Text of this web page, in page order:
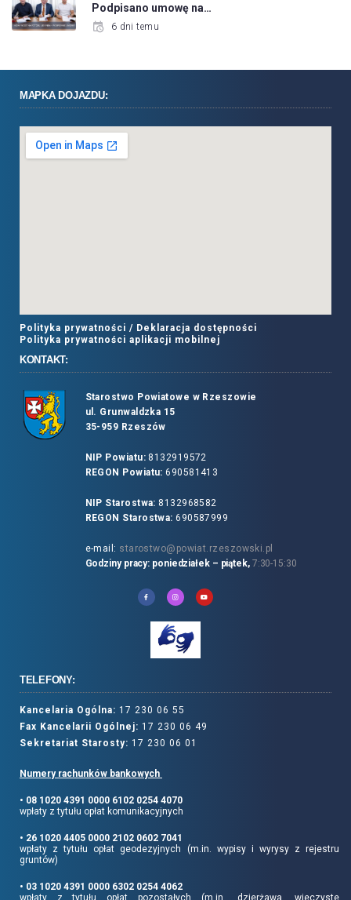
Podpisano umowę na…
6 dni temu
MAPKA DOJAZDU:
Polityka prywatności / Deklaracja dostępności
Polityka prywatności aplikacji mobilnej
KONTAKT:
Starostwo Powiatowe w Rzeszowie
ul. Grunwaldzka 15
35-959 Rzeszów
NIP Powiatu:8132919572
REGON Powiatu: 690581413
NIP Starostwa: 8132968582
REGON Starostwa: 690587999
e-mail: starostwo@powiat.rzeszowski.pl
Godziny pracy: poniedziałek – piątek, 7:30-15:30
TELEFONY:
Kancelaria Ogólna: 17 230 06 55
Fax Kancelarii Ogólnej: 17 230 06 49
Sekretariat Starosty: 17 230 06 01
Numery rachunków bankowych
• 08 1020 4391 0000 6102 0254 4070
wpłaty z tytułu opłat komunikacyjnych
• 26 1020 4405 0000 2102 0602 7041
wpłaty z tytułu opłat geodezyjnych (m.in. wypisy i wyrysy z rejestru
gruntów)
• 03 1020 4391 0000 6302 0254 4062
wpłaty z tytułu opłat pozostałych (m.in.. dzierżawa, wieczyste